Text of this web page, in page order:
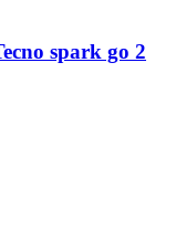
spark go 2